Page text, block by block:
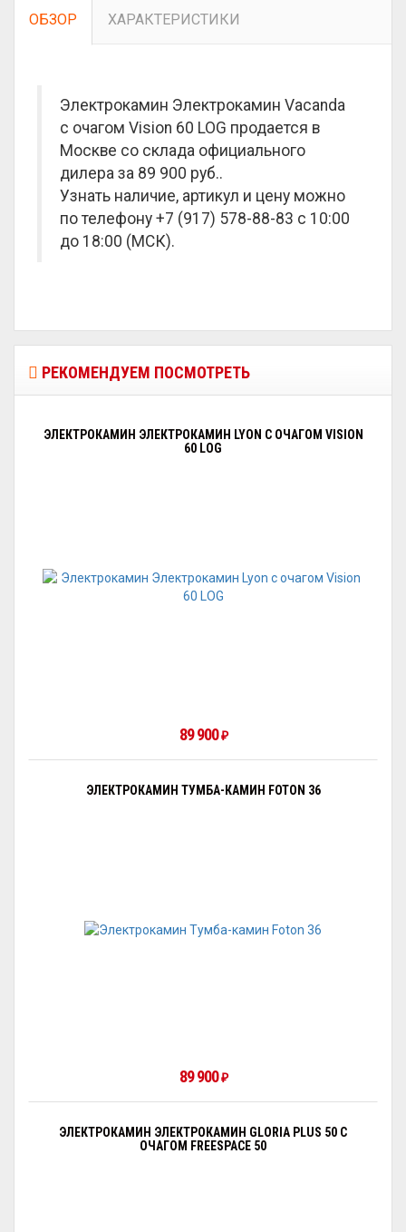
ОБЗОР ХАРАКТЕРИСТИКИ
Электрокамин Электрокамин Vacanda
с очагом Vision 60 LOG продается в
Москве со склада официального
дилера за 89 900 руб..
Узнать наличие, артикул и цену можно
по телефону +7 (917) 578-88-83 с 10:00
до 18:00 (МСК).
РЕКОМЕНДУЕМ ПОСМОТРЕТЬ
ЭЛЕКТРОКАМИН ЭЛЕКТРОКАМИН LYON С ОЧАГОМ VISION
60 LOG
89 900₽
ЭЛЕКТРОКАМИН ТУМБА-КАМИН FOTON 36
89 900₽
ЭЛЕКТРОКАМИН ЭЛЕКТРОКАМИН GLORIA PLUS 50 С
ОЧАГОМ FREESPAСE 50